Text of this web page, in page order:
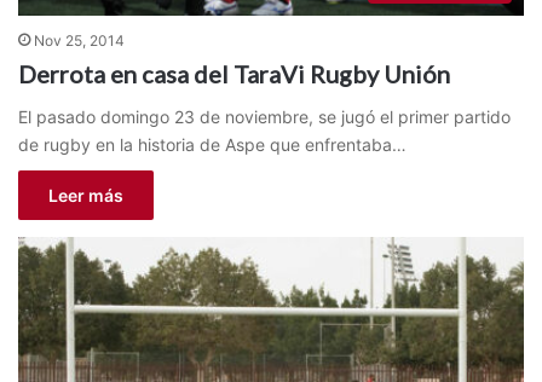
Nov 25, 2014
Derrota en casa del TaraVi Rugby Unión
El pasado domingo 23 de noviembre, se jugó el primer partido
de rugby en la historia de Aspe que enfrentaba…
Leer más